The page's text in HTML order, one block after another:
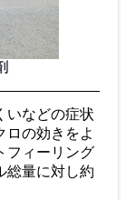
いなどの症状
ロの効きをよ
フィーリング
総量に対し約